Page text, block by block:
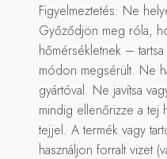
Figyelmeztetés: Ne
Győződjön meg róla,
hőmérsékletnek –
módon megsérült. Ne
gyártóval. Ne javítsa
mindig ellenőrizze a tej
tejjel. A termék vagy
használjon forralt vizet